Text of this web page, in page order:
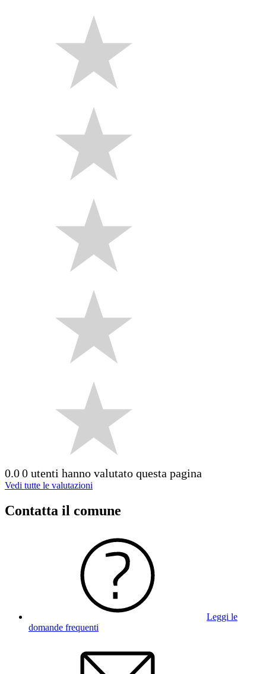
0.00 utenti hanno valutato questa pagina
Vedi tutte le valutazioni
Contatta il comune
Leggi le
domande frequenti